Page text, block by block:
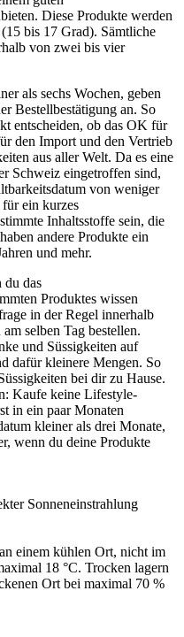
Diese Produkte werden
bis 17 Grad). Sämtliche
von zwei bis vier
als sechs Wochen, geben
Bestellbestätigung an. So
entscheiden, ob das OK für
den Import und den Vertrieb
aus aller Welt. Da es eine
Schweiz eingetroffen sind,
von weniger
ein kurzes
Inhaltsstoffe sein, die
andere Produkte ein
und mehr.
du das
Produktes wissen
in der Regel innerhalb
selben Tag bestellen.
und Süssigkeiten auf
dafür kleinere Mengen. So
bei dir zu Hause.
Kaufe keine Lifestyle-
in ein paar Monaten
kleiner als drei Monate,
wenn du deine Produkte
Sonneneinstrahlung
einem kühlen Ort, nicht im
18 °C. Trocken lagern
Ort bei maximal 70 %